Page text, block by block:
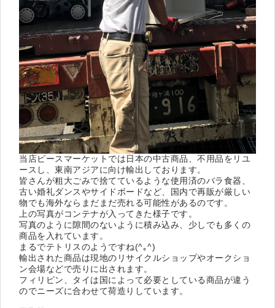
当店ピースマーケットでは日本の中古商品、不用品をリユ
ースし、東南アジアに向け輸出しております。
皆さんが粗大ごみで捨てているような使用済のバラ食器、
古い婚礼ダンスやサイドボードなど、国内で再販が厳しい
物でも海外ならまだまだ売れる可能性があるのです。
上の写真がコンテナが入ってきた様子です。
写真のように隙間のないように積み込み、少しでも多くの
商品を入れています。
まるでテトリスのようですね(^｡^)
輸出された商品は現地のリサイクルショップやオークショ
ン会場などで売りに出されます。
フィリピン、タイは国によって必要としている商品が違う
のでニーズに合わせて荷造りしています。